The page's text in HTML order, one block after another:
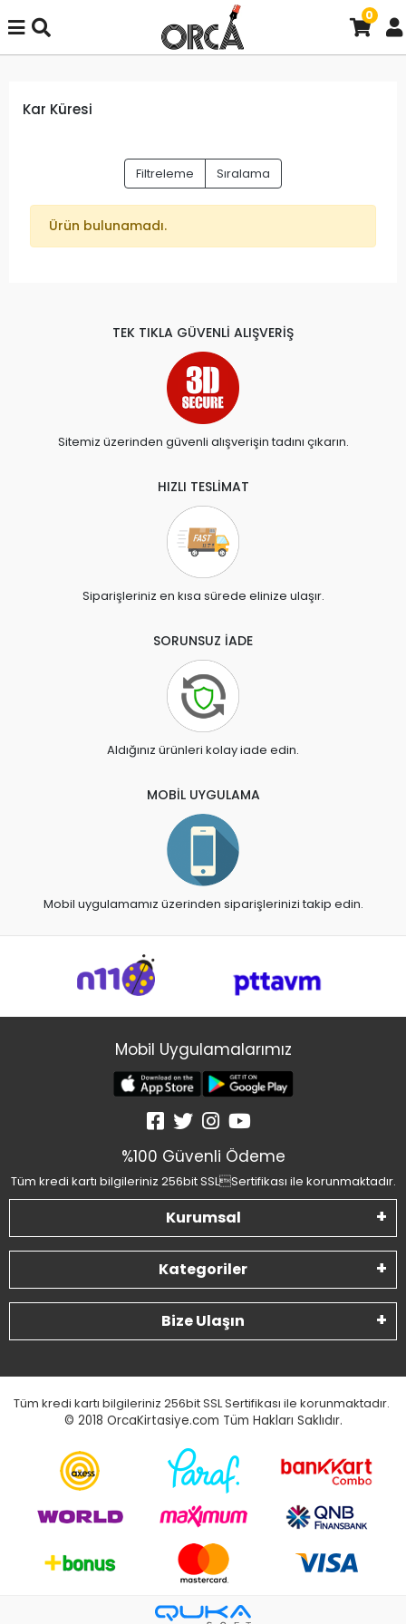
0
Kar Küresi
Filtreleme Sıralama
Ürün bulunamadı.
TEK TIKLA GÜVENLİ ALIŞVERİŞ
Sitemiz üzerinden güvenli alışverişin tadını çıkarın.
HIZLI TESLİMAT
Siparişleriniz en kısa sürede elinize ulaşır.
SORUNSUZ İADE
Aldığınız ürünleri kolay iade edin.
MOBİL UYGULAMA
Mobil uygulamamız üzerinden siparişlerinizi takip edin.
Mobil Uygulamalarımız
%100 Güvenli Ödeme
Tüm kredi kartı bilgileriniz 256bit SSLSertifikası ile korunmaktadır.
Kurumsal
Kategoriler
Bize Ulaşın
Tüm kredi kartı bilgileriniz 256bit SSL Sertifikası ile korunmaktadır.
© 2018 OrcaKirtasiye.com Tüm Hakları Saklıdır.